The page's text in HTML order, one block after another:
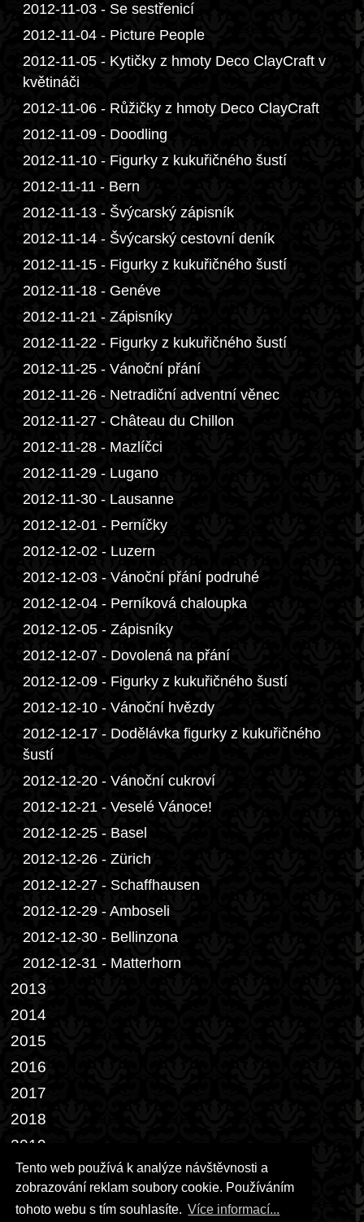
Tento web používá k analýze návštěvnosti a
zobrazování reklam soubory cookie. Používáním
tohoto webu s tím souhlasíte. Více informací...
2012-11-03 - Se sestřenicí
2012-11-04 - Picture People
2012-11-05 - Kytičky z hmoty Deco ClayCraft v
květináči
2012-11-06 - Růžičky z hmoty Deco ClayCraft
2012-11-09 - Doodling
2012-11-10 - Figurky z kukuřičného šustí
2012-11-11 - Bern
2012-11-13 - Švýcarský zápisník
2012-11-14 - Švýcarský cestovní deník
2012-11-15 - Figurky z kukuřičného šustí
2012-11-18 - Genéve
2012-11-21 - Zápisníky
2012-11-22 - Figurky z kukuřičného šustí
2012-11-25 - Vánoční přání
2012-11-26 - Netradiční adventní věnec
2012-11-27 - Château du Chillon
2012-11-28 - Mazlíčci
2012-11-29 - Lugano
2012-11-30 - Lausanne
2012-12-01 - Perníčky
2012-12-02 - Luzern
2012-12-03 - Vánoční přání podruhé
2012-12-04 - Perníková chaloupka
2012-12-05 - Zápisníky
2012-12-07 - Dovolená na přání
2012-12-09 - Figurky z kukuřičného šustí
2012-12-10 - Vánoční hvězdy
2012-12-17 - Dodělávka figurky z kukuřičného
šustí
2012-12-20 - Vánoční cukroví
2012-12-21 - Veselé Vánoce!
2012-12-25 - Basel
2012-12-26 - Zürich
2012-12-27 - Schaffhausen
2012-12-29 - Amboseli
2012-12-30 - Bellinzona
2012-12-31 - Matterhorn
2013
2014
2015
2016
2017
2018
2019
2022
2023